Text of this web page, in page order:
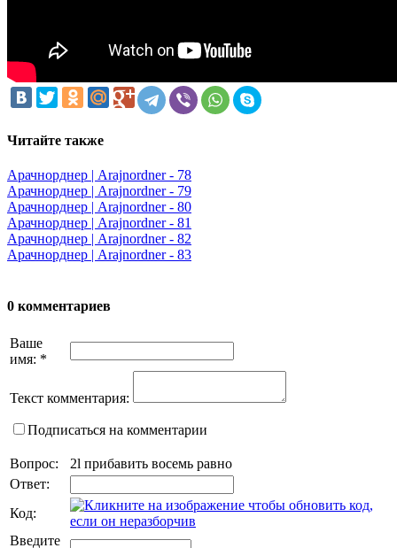
Читайте также
Арачнорднер | Arajnordner - 78
Арачнорднер | Arajnordner - 79
Арачнорднер | Arajnordner - 80
Арачнорднер | Arajnordner - 81
Арачнорднер | Arajnordner - 82
Арачнорднер | Arajnordner - 83
0 комментариев
Ваше
имя: *
Текст комментария:
Подписаться на комментарии
Вопрос:
2l прибавить восемь равно
Ответ:
Код:
Введите